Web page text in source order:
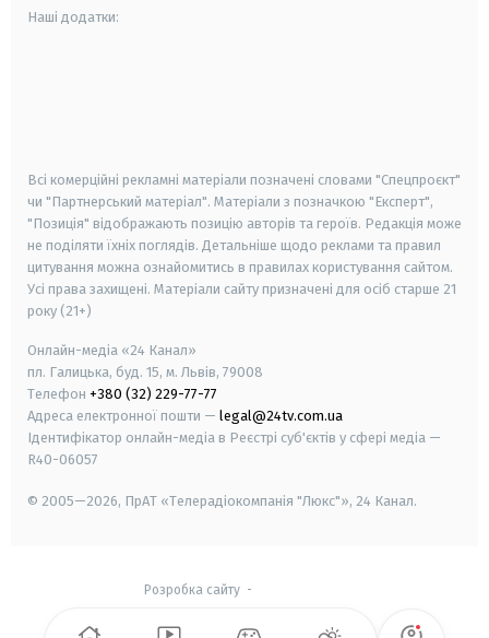
Наші додатки:
Всі комерційні рекламні матеріали позначені словами "Спецпроєкт"
чи "Партнерський матеріал". Матеріали з позначкою "Експерт",
"Позиція" відображають позицію авторів та героїв. Редакція може
не поділяти їхніх поглядів. Детальніше щодо реклами та правил
цитування можна ознайомитись в правилах користування сайтом.
Усі права захищені. Матеріали сайту призначені для осіб старше 21
року (21+)
Онлайн-медіа «24 Канал»
пл. Галицька, буд. 15, м. Львів, 79008
Телефон +380 (32) 229-77-77
Адреса електронної пошти — legal@24tv.com.ua
Ідентифікатор онлайн-медіа в Реєстрі суб'єктів у сфері медіа —
R40-06057
© 2005—2026, ПрАТ «Телерадіокомпанія "Люкс"», 24 Канал.
Розробка сайту-